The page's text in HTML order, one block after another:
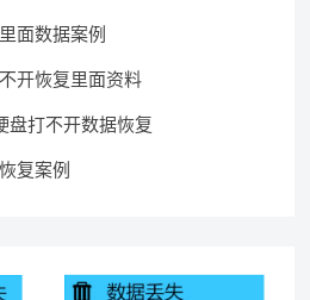
面数据案例
开恢复里面资料
盘打不开数据恢复
复案例